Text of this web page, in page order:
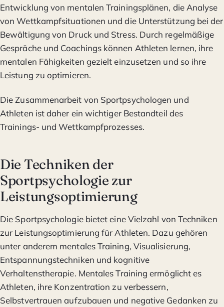
Entwicklung von mentalen Trainingsplänen, die Analyse
von Wettkampfsituationen und die Unterstützung bei der
Bewältigung von Druck und Stress. Durch regelmäßige
Gespräche und Coachings können Athleten lernen, ihre
mentalen Fähigkeiten gezielt einzusetzen und so ihre
Leistung zu optimieren.
Die Zusammenarbeit von Sportpsychologen und
Athleten ist daher ein wichtiger Bestandteil des
Trainings- und Wettkampfprozesses.
Die Techniken der
Sportpsychologie zur
Leistungsoptimierung
Die Sportpsychologie bietet eine Vielzahl von Techniken
zur Leistungsoptimierung für Athleten. Dazu gehören
unter anderem mentales Training, Visualisierung,
Entspannungstechniken und kognitive
Verhaltenstherapie. Mentales Training ermöglicht es
Athleten, ihre Konzentration zu verbessern,
Selbstvertrauen aufzubauen und negative Gedanken zu